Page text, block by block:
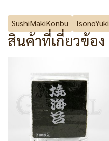
SushiMakiKonbu IsonoYuki
สินค้าที่เกี่ยวข้อง